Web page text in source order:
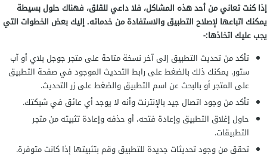
إذا كنت تعاني من أحد هذه المشاكل، فلا داعي للقلق، فهناك حلول بسيطة
يمكنك اتباعها لإصلاح التطبيق والاستفادة من خدماته. إليك بعض الخطوات التي
يجب عليك اتخاذها:-
تأكد من تحديث التطبيق إلى آخر نسخة متاحة على متجر جوجل بلاي أو آب
ستور. يمكنك ذلك بالضغط على رابط التحديث الموجود في صفحة التطبيق
على المتجر أو بالبحث عن اسم التطبيق والضغط على زر التحديث.
تأكد من وجود اتصال جيد بالإنترنت وأنه لا يوجد أي عائق في شبكتك.
حاول إغلاق التطبيق وإعادة فتحه، أو حذفه وإعادة تثبيته من متجر
التطبيقات.
تحقق من وجود تحديثات جديدة للتطبيق وقم بتثبيتها إذا كانت متوفرة.